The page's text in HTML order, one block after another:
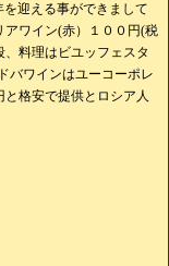
迎える事ができまして
ワイン(赤）１００円(税
料理はビユッフェスタ
バワインはユーコーポレ
格安で提供とロシア人